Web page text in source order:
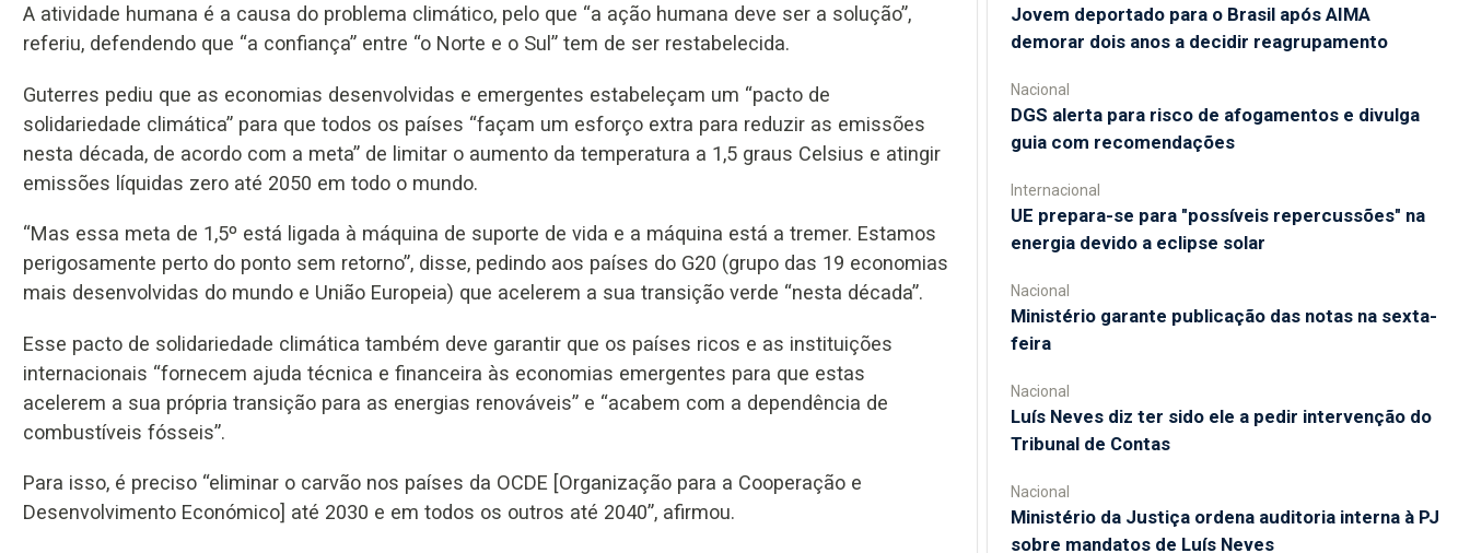
A atividade humana é a causa do problema climático, pelo que “a ação humana deve ser a solução”,
referiu, defendendo que “a confiança” entre “o Norte e o Sul” tem de ser restabelecida.
Guterres pediu que as economias desenvolvidas e emergentes estabeleçam um “pacto de
solidariedade climática” para que todos os países “façam um esforço extra para reduzir as emissões
nesta década, de acordo com a meta” de limitar o aumento da temperatura a 1,5 graus Celsius e atingir
emissões líquidas zero até 2050 em todo o mundo.
“Mas essa meta de 1,5º está ligada à máquina de suporte de vida e a máquina está a tremer. Estamos
perigosamente perto do ponto sem retorno”, disse, pedindo aos países do G20 (grupo das 19 economias
mais desenvolvidas do mundo e União Europeia) que acelerem a sua transição verde “nesta década”.
Esse pacto de solidariedade climática também deve garantir que os países ricos e as instituições
internacionais “fornecem ajuda técnica e financeira às economias emergentes para que estas
acelerem a sua própria transição para as energias renováveis” e “acabem com a dependência de
combustíveis fósseis”.
Para isso, é preciso “eliminar o carvão nos países da OCDE [Organização para a Cooperação e
Desenvolvimento Económico] até 2030 e em todos os outros até 2040”, afirmou.
Jovem deportado para o Brasil após AIMA
demorar dois anos a decidir reagrupamento
Nacional
DGS alerta para risco de afogamentos e divulga
guia com recomendações
Internacional
UE prepara-se para "possíveis repercussões" na
energia devido a eclipse solar
Nacional
Ministério garante publicação das notas na sexta-
feira
Nacional
Luís Neves diz ter sido ele a pedir intervenção do
Tribunal de Contas
Nacional
Ministério da Justiça ordena auditoria interna à PJ
sobre mandatos de Luís Neves